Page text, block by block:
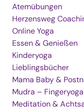
Atemübungen
Herzensweg
Online Yoga
Essen & Genießen
Kinderyoga
Lieblingsbücher
Mama Baby &
Mudra – Fingeryoga
Meditation &